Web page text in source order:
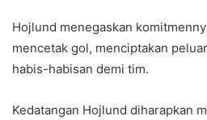
Hojlund menegaskan
mencetak gol, menciptakan
habis-habisan demi tim.
Kedatangan Hojlund diharapkan